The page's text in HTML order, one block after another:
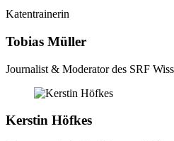
Katentrainerin
Tobias Müller
Journalist & Moderator des SRF
Kerstin Höfkes